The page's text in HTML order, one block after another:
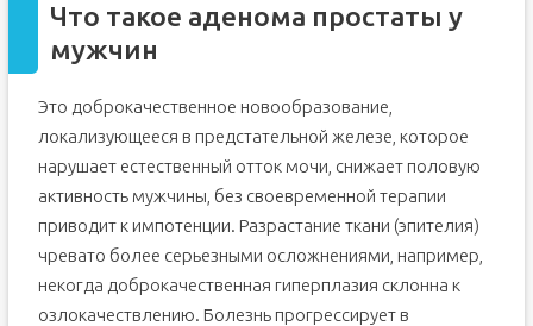
Препараты для уменьшения размеров аденомы
Фитопрепараты для симптоматического лечения
Какие препараты точно не помогут?
Что такое аденома простаты у
мужчин
Это доброкачественное новообразование,
локализующееся в предстательной железе, которое
нарушает естественный отток мочи, снижает половую
активность мужчины, без своевременной терапии
приводит к импотенции. Разрастание ткани (эпителия)
чревато более серьезными осложнениями, например,
некогда доброкачественная гиперплазия склонна к
озлокачествлению. Болезнь прогрессирует в